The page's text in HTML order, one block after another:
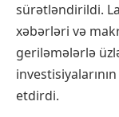
sürətləndirildi.
xəbərləri və
geriləmələrlə
etdirdi.